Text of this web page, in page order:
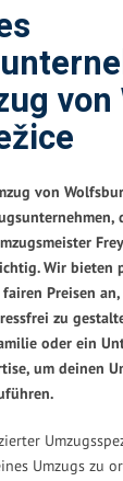
von
Wir bieten
Preisen
zu
oder ein
um deinen
Umzugs zu